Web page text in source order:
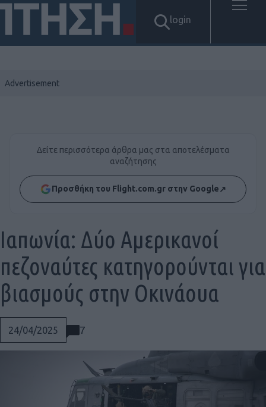
login
Δείτε περισσότερα άρθρα μας στα αποτελέσματα
αναζήτησης
Προσθήκη του Flight.com.gr στην Google↗
24/04/2025 7
Ιαπωνία: Δύο Αμερικανοί
πεζοναύτες κατηγορούνται για
βιασμούς στην Οκινάουα